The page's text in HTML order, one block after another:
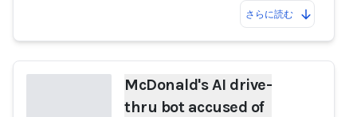
さらに読む
McDonald's AI drive-
thru bot accused of